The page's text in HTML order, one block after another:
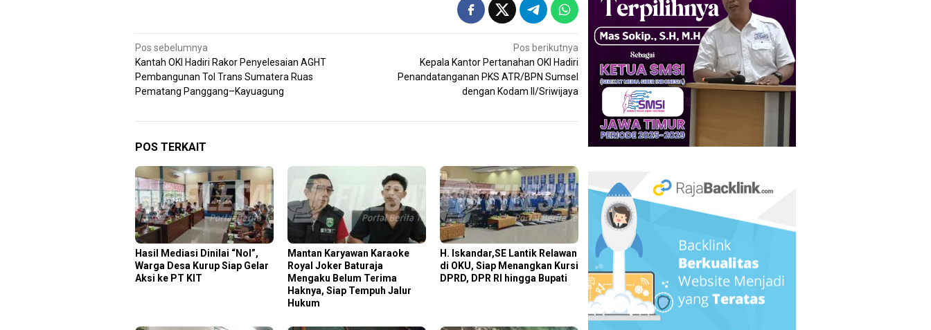
Navigasi
pos
Pos sebelumnya
Kantah OKI Hadiri Rakor Penyelesaian AGHT
Pembangunan Tol Trans Sumatera Ruas
Pematang Panggang–Kayuagung
Pos berikutnya
Kepala Kantor Pertanahan OKI Hadiri
Penandatanganan PKS ATR/BPN Sumsel
dengan Kodam II/Sriwijaya
POS TERKAIT
Hasil Mediasi Dinilai “Nol”,
Warga Desa Kurup Siap Gelar
Aksi ke PT KIT
Mantan Karyawan Karaoke
Royal Joker Baturaja
Mengaku Belum Terima
Haknya, Siap Tempuh Jalur
Hukum
H. Iskandar,SE Lantik Relawan
di OKU, Siap Menangkan Kursi
DPRD, DPR RI hingga Bupati